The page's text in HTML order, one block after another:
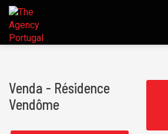
Venda - Résidence
Vendôme